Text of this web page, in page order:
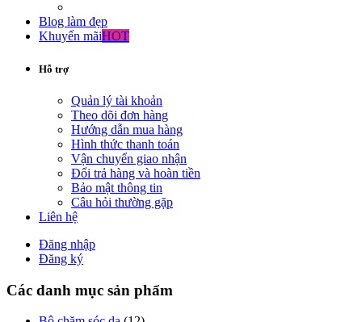
Blog làm đẹp
Khuyến mãiHOT
Hỗ trợ
Quản lý tài khoản
Theo dõi đơn hàng
Hướng dẫn mua hàng
Hình thức thanh toán
Vận chuyển giao nhận
Đổi trả hàng và hoàn tiền
Bảo mật thông tin
Câu hỏi thường gặp
Liên hệ
Đăng nhập
Đăng ký
Các danh mục sản phẩm